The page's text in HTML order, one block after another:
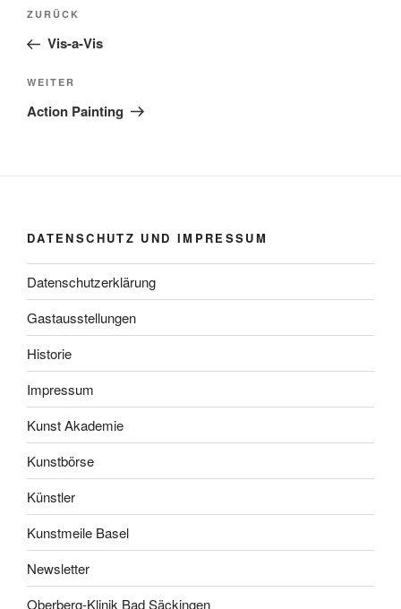
Vorheriger
Beitrag
ZURÜCK
Vis-a-Vis
Nächster
Beitrag
WEITER
Action Painting
DATENSCHUTZ UND IMPRESSUM
Datenschutzerklärung
Gastausstellungen
Historie
Impressum
Kunst Akademie
Kunstbörse
Künstler
Kunstmeile Basel
Newsletter
Oberberg-Klinik Bad Säckingen